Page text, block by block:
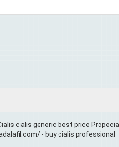
cialis generic best price
- buy cialis professional